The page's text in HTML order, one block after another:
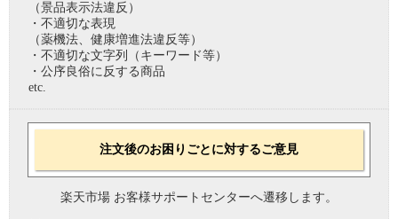
（景品表示法違反）
・不適切な表現
（薬機法、健康増進法違反等）
・不適切な文字列（キーワード等）
・公序良俗に反する商品
etc.
注文後のお困りごとに対するご意見
楽天市場 お客様サポートセンターへ遷移します。